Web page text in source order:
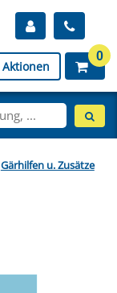
Aktionen
0
Gärhilfen u. Zusätze